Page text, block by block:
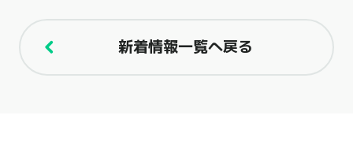
新着情報一覧へ戻る